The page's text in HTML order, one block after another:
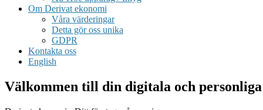
Om Derivat ekonomi
Våra värderingar
Detta gör oss unika
GDPR
Kontakta oss
English
Välkommen till din digitala och